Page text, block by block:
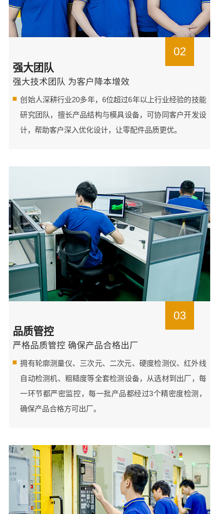
02
强大团队
强大技术团队 为客户降本增效
创始人深耕行业20多年，6位超过6年以上行业经验的技能
研究团队，擅长产品结构与模具设备，可协同客户开发设
计，帮助客户深入优化设计，让零配件品质更优。
03
品质管控
严格品质管控 确保产品合格出厂
拥有轮廓测量仪、三次元、二次元、硬度检测仪、红外线
自动检测机、粗糙度等全套检测设备，从选材到出厂，每
一环节都严密监控，每一批产品都经过3个精密度检测，
确保产品合格方可出厂。